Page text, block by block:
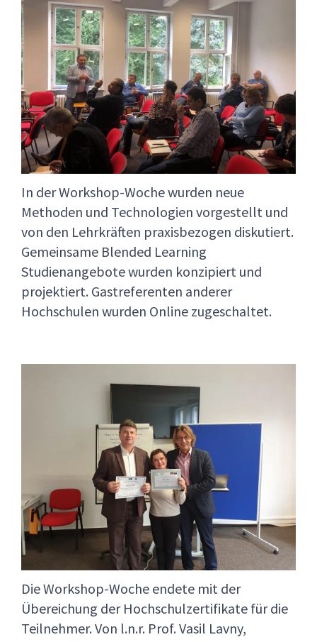
In der Workshop-Woche wurden neue
Methoden und Technologien vorgestellt und
von den Lehrkräften praxisbezogen diskutiert.
Gemeinsame Blended Learning
Studienangebote wurden konzipiert und
projektiert. Gastreferenten anderer
Hochschulen wurden Online zugeschaltet.
Die Workshop-Woche endete mit der
Übereichung der Hochschulzertifikate für die
Teilnehmer. Von l.n.r. Prof. Vasil Lavny,